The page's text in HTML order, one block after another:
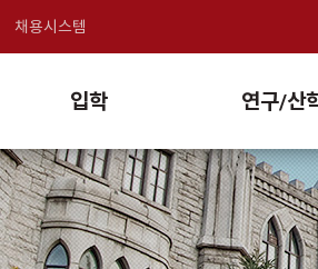
입학 연구/산
채용시스템